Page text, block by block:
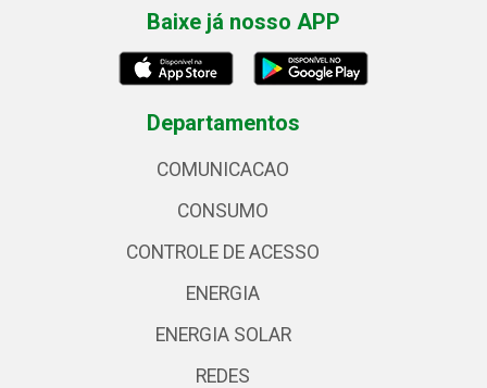
Baixe já nosso APP
Departamentos
COMUNICACAO
CONSUMO
CONTROLE DE ACESSO
ENERGIA
ENERGIA SOLAR
REDES